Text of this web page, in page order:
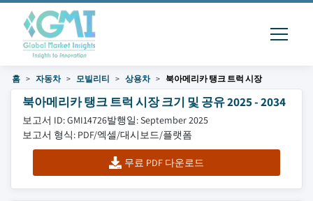
홈 자동차 모빌리티 상용차 북아메리카 탱크 트럭 시장
북아메리카 탱크 트럭 시장 크기 및 공유 2025 - 2034
보고서 ID: GMI14726발행일: September 2025
보고서 형식: PDF/엑셀/대시보드/플랫폼
무료 PDF 다운로드